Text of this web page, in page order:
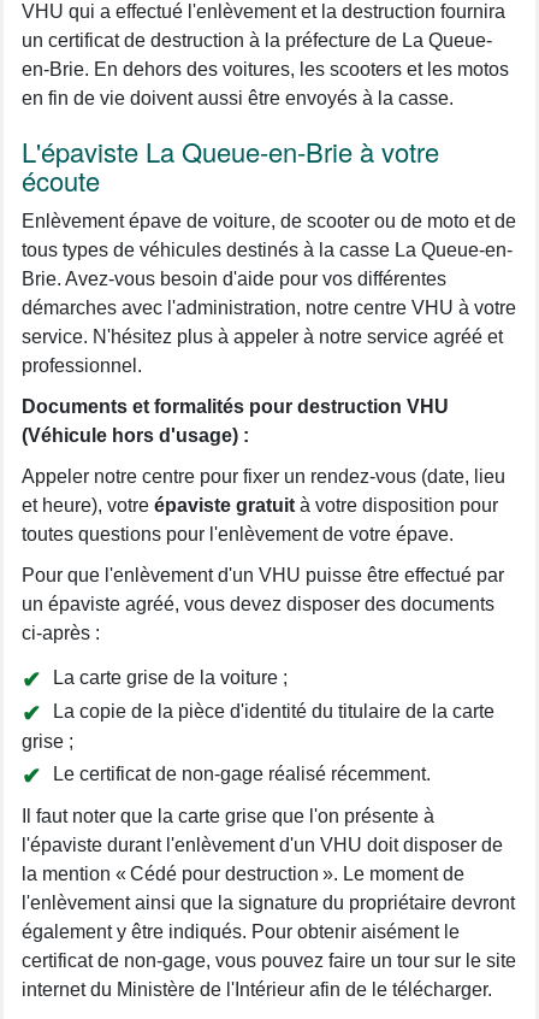
VHU qui a effectué l'enlèvement et la destruction fournira
un certificat de destruction à la préfecture de La Queue-
en-Brie. En dehors des voitures, les scooters et les motos
en fin de vie doivent aussi être envoyés à la casse.
L'épaviste La Queue-en-Brie à votre
écoute
Enlèvement épave de voiture, de scooter ou de moto et de
tous types de véhicules destinés à la casse La Queue-en-
Brie. Avez-vous besoin d'aide pour vos différentes
démarches avec l'administration, notre centre VHU à votre
service. N'hésitez plus à appeler à notre service agréé et
professionnel.
Documents et formalités pour destruction VHU
(Véhicule hors d'usage) :
Appeler notre centre pour fixer un rendez-vous (date, lieu
et heure), votre épaviste gratuit à votre disposition pour
toutes questions pour l'enlèvement de votre épave.
Pour que l'enlèvement d'un VHU puisse être effectué par
un épaviste agréé, vous devez disposer des documents
ci-après :
La carte grise de la voiture ;
La copie de la pièce d'identité du titulaire de la carte
grise ;
Le certificat de non-gage réalisé récemment.
Il faut noter que la carte grise que l'on présente à
l'épaviste durant l'enlèvement d'un VHU doit disposer de
la mention « Cédé pour destruction ». Le moment de
l'enlèvement ainsi que la signature du propriétaire devront
également y être indiqués. Pour obtenir aisément le
certificat de non-gage, vous pouvez faire un tour sur le site
internet du Ministère de l'Intérieur afin de le télécharger.